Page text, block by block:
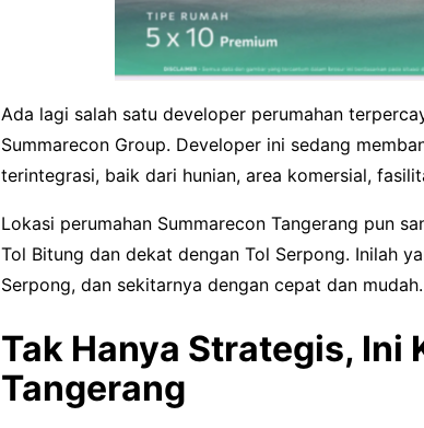
Ada lagi salah satu developer perumahan
Summarecon Group. Developer ini sedang
terintegrasi, baik dari hunian, area komersial,
Lokasi perumahan Summarecon Tangerang pun
Tol Bitung dan dekat dengan Tol Serpong. Inilah
Serpong, dan sekitarnya dengan cepat dan mudah.
Tak Hanya Strategis, Ini
Tangerang